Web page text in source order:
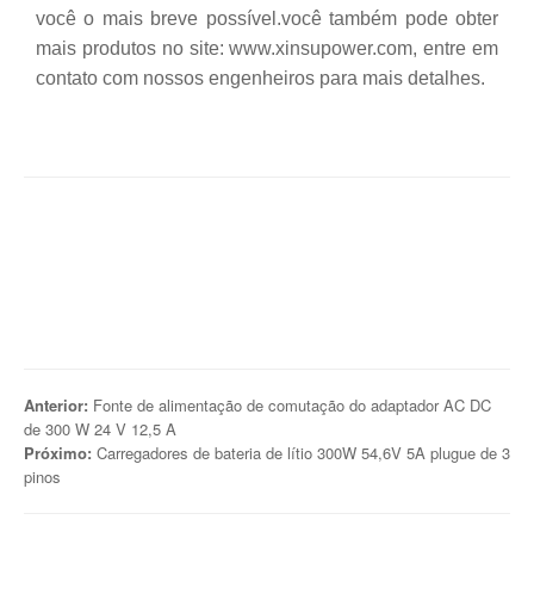
você o mais breve possível.você também pode obter
mais produtos no site: www.xinsupower.com, entre em
contato com nossos engenheiros para mais detalhes.
Anterior: Fonte de alimentação de comutação do adaptador AC DC
de 300 W 24 V 12,5 A
Próximo: Carregadores de bateria de lítio 300W 54,6V 5A plugue de 3
pinos